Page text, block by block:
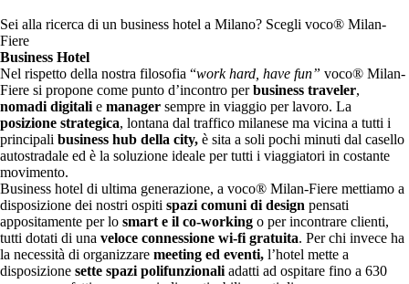
Sei alla ricerca di un business hotel a Milano? Scegli voco® Milan-
Fiere
Business Hotel
Nel rispetto della nostra filosofia “work hard, have fun” voco® Milan-
Fiere si propone come punto d’incontro perbusiness traveler,
nomadi digitali e manager sempre in viaggio per lavoro. La
posizione strategica, lontana dal traffico milanese ma vicina a tutti i
principali business hub della city, è sita a soli pochi minuti dal casello
autostradale ed è la soluzione ideale per tutti i viaggiatori in costante
movimento.
Business hotel di ultima generazione, a voco® Milan-Fiere mettiamo a
disposizione dei nostri ospiti spazi comuni di design pensati
appositamente per lo smart e il co-working o per incontrare clienti,
tutti dotati di una veloce connessione wi-fi gratuita. Per chi invece ha
la necessità di organizzare meeting ed eventi, l’hotel mette a
disposizione sette spazi polifunzionali adatti ad ospitare fino a 630